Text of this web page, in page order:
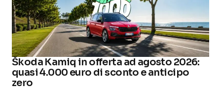
Škoda Kamiq in offerta ad agosto 2026:
quasi 4.000 euro di sconto e anticipo
zero